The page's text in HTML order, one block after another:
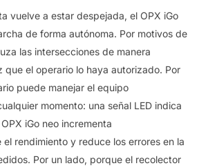
vuelve a estar despejada, el OPX iGo
de forma autónoma. Por motivos de
las intersecciones de manera
que el operario lo haya autorizado. Por
puede manejar el equipo
momento: una señal LED indica
iGo neo incrementa
rendimiento y reduce los errores en la
Por un lado, porque el recolector